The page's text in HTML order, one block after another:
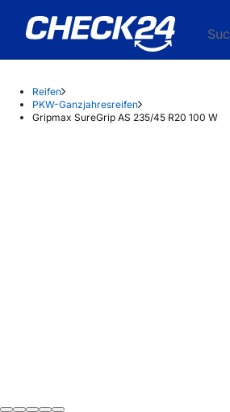
Reifen
PKW-Ganzjahresreifen
Gripmax SureGrip AS 235/45 R20 100 W